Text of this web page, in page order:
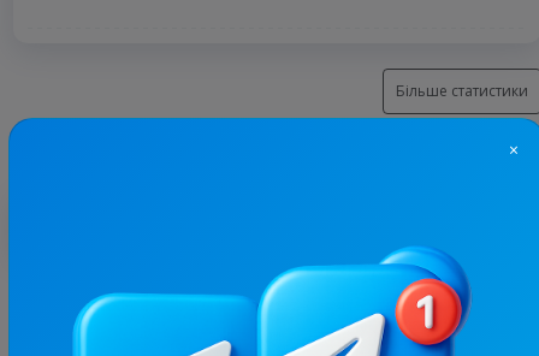
Більше статистики
6.2K/
736
Розумій & Кажи シ | Українська мова
×